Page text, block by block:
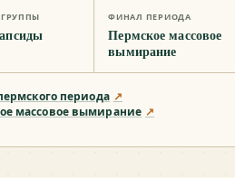
ФИНАЛ ПЕРИОДА
Пермское массовое
вымирание
периода ↗
массовое вымирание ↗